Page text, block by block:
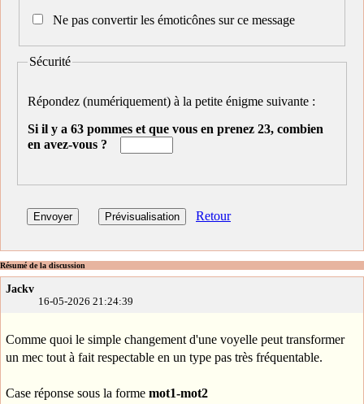
Ne pas convertir les émoticônes sur ce message
Sécurité
Répondez (numériquement) à la petite énigme suivante :
Si il y a 63 pommes et que vous en prenez 23, combien
en avez-vous ?
Retour
Résumé de la discussion
Jackv
16-05-2026 21:24:39
Comme quoi le simple changement d'une voyelle peut transformer
un mec tout à fait respectable en un type pas très fréquentable.
Case réponse sous la forme mot1-mot2